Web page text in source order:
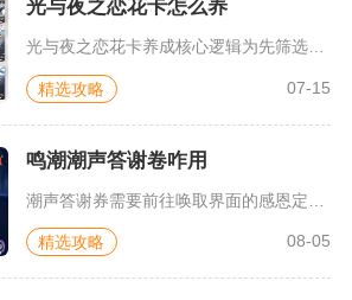
光与夜之恋花卡怎么养
光与夜之恋花卡养成核心逻辑为先筛选高性价比卡牌，遵循等级突破...
精选攻略 07-15
鸣潮潮声答谢卷咋用
精选攻略 08-05